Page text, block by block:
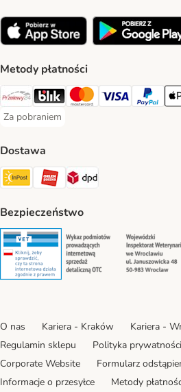
Metody płatności
Przelewy24 Payment Method
Blik Payment Method
MasterCard Payment
Visa Payment
PayPal
Za pobraniem
Za pobraniem Payment Method
Dostawa
Paczkomat® Shipping Method
ORLEN Paczka Shipping
DPD Shipping
Bezpieczeństwo
Security Security
O nas Kariera - Kraków
Kariera -
Regulamin sklepu
Polityka prywatności
Corporate Website
Formularz
Informacje o przesyłce
Metody